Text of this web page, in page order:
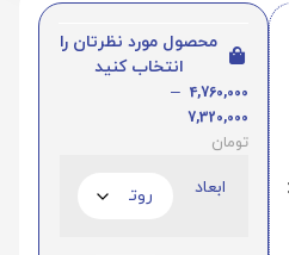
محصول مورد نظرتان را
انتخاب کنید
4,760,000
–
7,320,000
تومان
ابعاد